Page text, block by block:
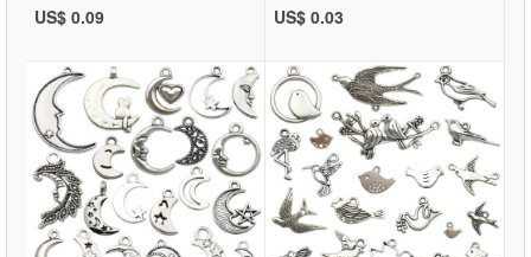
US$ 0.09 US$ 0.03